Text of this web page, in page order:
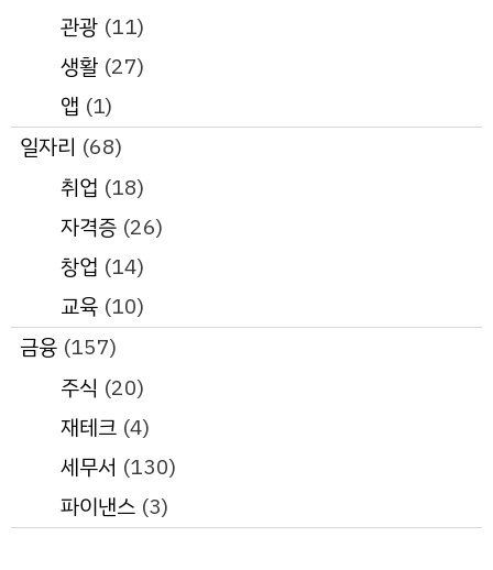
관광(11)
생활(27)
앱 (1)
일자리 (68)
취업 (18)
자격증(26)
창업 (14)
교육(10)
금융 (157)
주식 (20)
재테크(4)
세무서 (130)
파이낸스(3)